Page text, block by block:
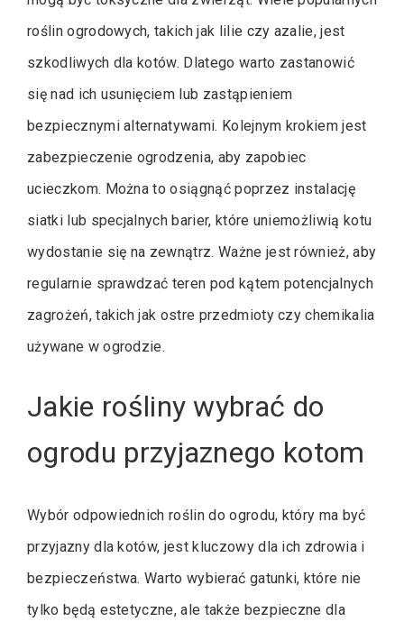
roślin ogrodowych, takich jak lilie czy azalie, jest
szkodliwych dla kotów. Dlatego warto zastanowić
się nad ich usunięciem lub zastąpieniem
bezpiecznymi alternatywami. Kolejnym krokiem jest
zabezpieczenie ogrodzenia, aby zapobiec
ucieczkom. Można to osiągnąć poprzez instalację
siatki lub specjalnych barier, które uniemożliwią kotu
wydostanie się na zewnątrz. Ważne jest również, aby
regularnie sprawdzać teren pod kątem potencjalnych
zagrożeń, takich jak ostre przedmioty czy chemikalia
używane w ogrodzie.
Jakie rośliny wybrać do
ogrodu przyjaznego kotom
Wybór odpowiednich roślin do ogrodu, który ma być
przyjazny dla kotów, jest kluczowy dla ich zdrowia i
bezpieczeństwa. Warto wybierać gatunki, które nie
tylko będą estetyczne, ale także bezpieczne dla